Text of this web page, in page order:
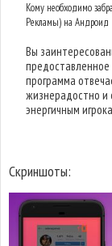
Кому необходимо
Рекламы) на Андроид
Вы
программа
жизнерадостно и
энергичным
Скриншоты: